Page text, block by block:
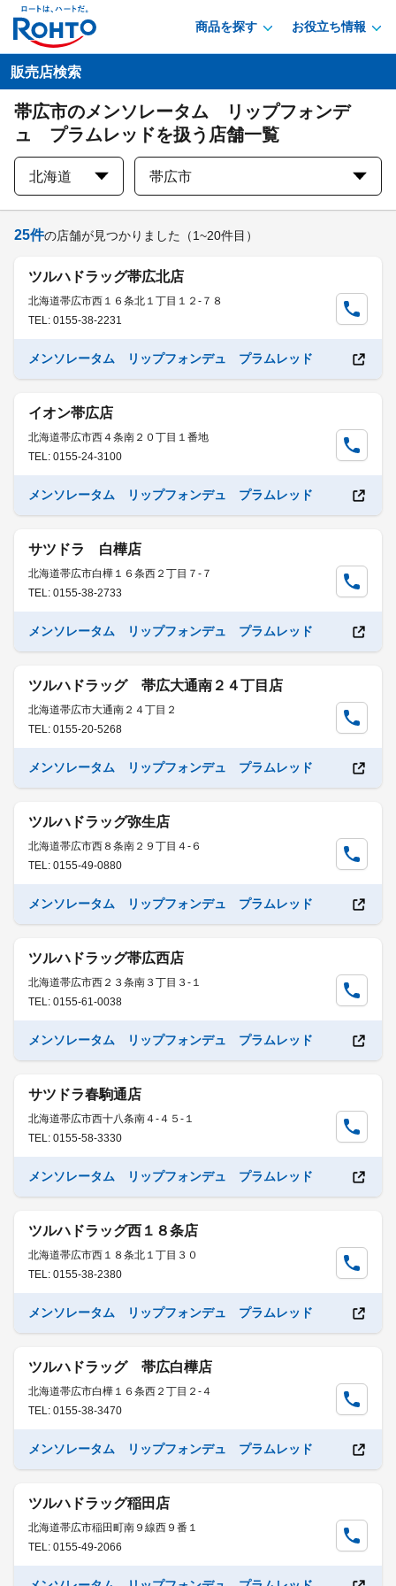
商品を探す お役立ち情報
販売店検索
帯広市のメンソレータム リップフォンデ
ュ プラムレッドを扱う店舗一覧
北海道 帯広市
25件の店舗が見つかりました （1~20件目）
ツルハドラッグ帯広北店
北海道帯広市西１６条北１丁目１２-７８
TEL: 0155-38-2231
メンソレータム リップフォンデュ プラムレッド
イオン帯広店
北海道帯広市西４条南２０丁目１番地
TEL: 0155-24-3100
メンソレータム リップフォンデュ プラムレッド
サツドラ 白樺店
北海道帯広市白樺１６条西２丁目７-７
TEL: 0155-38-2733
メンソレータム リップフォンデュ プラムレッド
ツルハドラッグ 帯広大通南２４丁目店
北海道帯広市大通南２４丁目２
TEL: 0155-20-5268
メンソレータム リップフォンデュ プラムレッド
ツルハドラッグ弥生店
北海道帯広市西８条南２９丁目４-６
TEL: 0155-49-0880
メンソレータム リップフォンデュ プラムレッド
ツルハドラッグ帯広西店
北海道帯広市西２３条南３丁目３-１
TEL: 0155-61-0038
メンソレータム リップフォンデュ プラムレッド
サツドラ春駒通店
北海道帯広市西十八条南４-４５-１
TEL: 0155-58-3330
メンソレータム リップフォンデュ プラムレッド
ツルハドラッグ西１８条店
北海道帯広市西１８条北１丁目３０
TEL: 0155-38-2380
メンソレータム リップフォンデュ プラムレッド
ツルハドラッグ 帯広白樺店
北海道帯広市白樺１６条西２丁目２-４
TEL: 0155-38-3470
メンソレータム リップフォンデュ プラムレッド
ツルハドラッグ稲田店
北海道帯広市稲田町南９線西９番１
TEL: 0155-49-2066